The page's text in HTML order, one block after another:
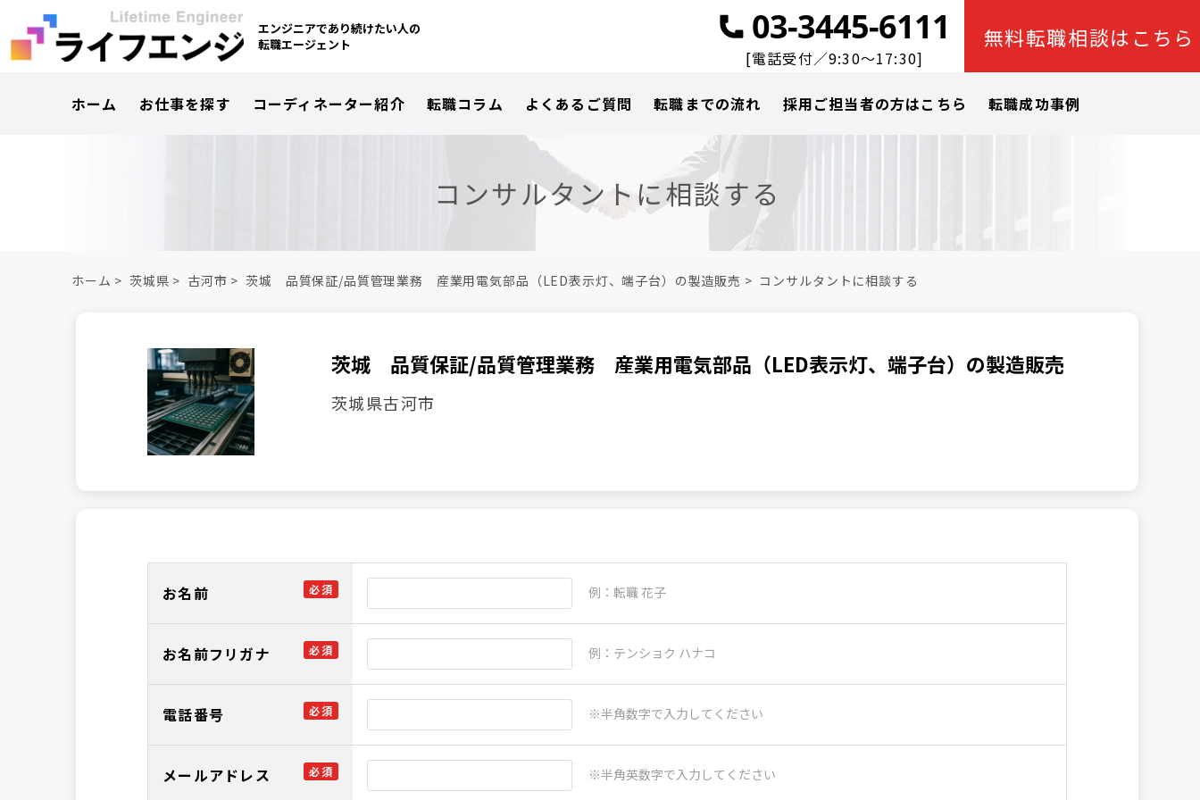
エンジニアであり続けたい人の
転職エージェント
03-3445-6111
[電話受付／9:30～17:30]
無料転職相談はこちら
ホーム お仕事を探す コーディネーター紹介 転職コラム よくあるご質問 転職までの流れ 採用ご担当者の方はこちら 転職成功事例
コンサルタントに相談する
ホーム > 茨城県 > 古河市 > 茨城 品質保証/品質管理業務 産業用電気部品（LED表示灯、端子台）の製造販売 > コンサルタントに相談する
茨城 品質保証/品質管理業務 産業用電気部品（LED表示灯、端子台）の製造販売
茨城県古河市
お名前 必須 例：転職 花子
お名前フリガナ 必須 例：テンショク ハナコ
電話番号 必須 ※半角数字で入力してください
メールアドレス 必須 ※半角英数字で入力してください